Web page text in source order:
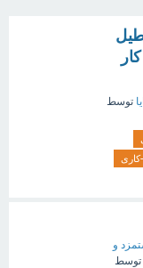
توسط
کاری
و
توسط